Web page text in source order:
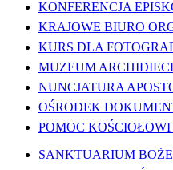
KONFERENCJA
KRAJOWE BIURO
KURS DLA
MUZEUM
NUNCJATURA
OŚRODEK
POMOC
SANKTUARIUM